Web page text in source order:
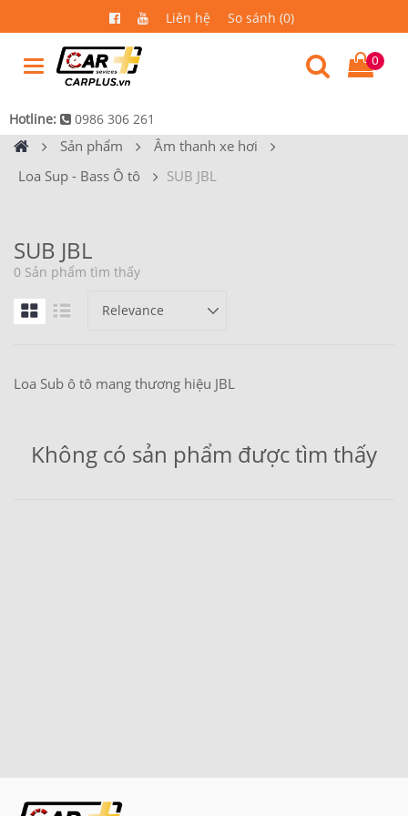
Liên hệ So sánh (0)
0
Hotline: 0986 306 261
Sản phẩm
Âm thanh xe hơi
Loa Sup - Bass Ô tô
SUB JBL
SUB JBL
0 Sản phẩm tìm thấy
Loa Sub ô tô mang thương hiệu JBL
Không có sản phẩm được tìm thấy